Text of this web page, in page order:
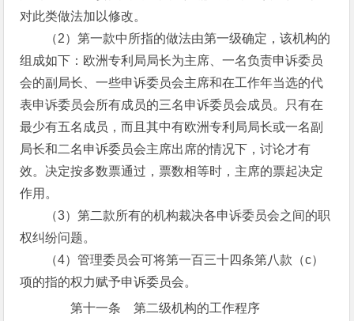
对此类做法加以修改。
（2）第一款中所指的做法由第一级确定，该机构的
组成如下：欧洲专利局局长为主席、一名负责申诉委员
会的副局长、一些申诉委员会主席和在工作年当选的代
表申诉委员会所有成员的三名申诉委员会成员。只有在
最少有五名成员，而且其中有欧洲专利局局长或一名副
局长和二名申诉委员会主席出席的情况下，讨论才有
效。决定按多数票通过，票数相等时，主席的票起决定
作用。
（3）第二款所有的机构裁决各申诉委员会之间的职
权纠纷问题。
（4）管理委员会可将第一百三十四条第八款（c）
项的指的权力赋予申诉委员会。
第十一条 第二级机构的工作程序